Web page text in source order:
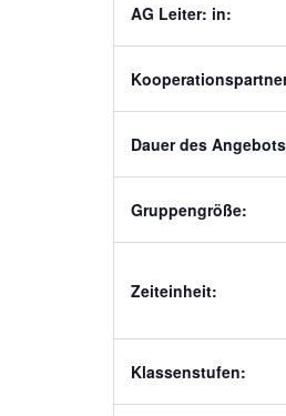
AG Leiter: in:
Dauer des
Gruppengröße:
Zeiteinheit:
Klassenstufen: